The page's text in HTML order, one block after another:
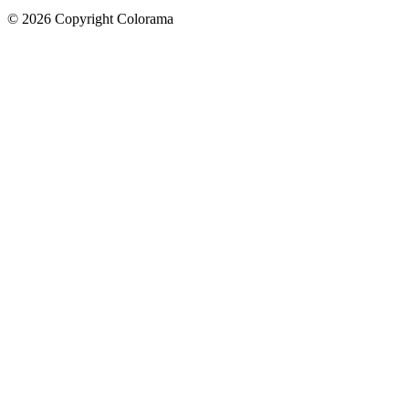
© 2026 Copyright Colorama